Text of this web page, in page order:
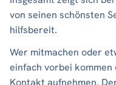
von seinen schönsten
hilfsbereit.
Wer mitmachen oder
einfach vorbei